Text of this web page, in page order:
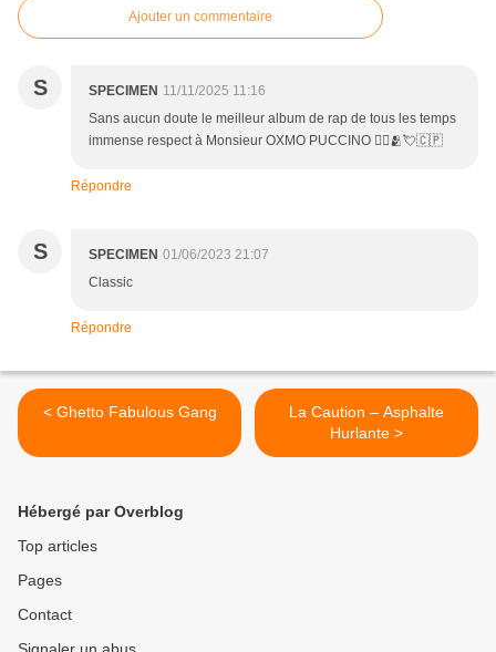
Ajouter un commentaire
S SPECIMEN 11/11/2025 11:16
Sans aucun doute le meilleur album de rap de tous les temps
immense respect à Monsieur OXMO PUCCINO ✍🏿🫂💘🇨🇵
Répondre
S SPECIMEN 01/06/2023 21:07
Classic
Répondre
< Ghetto Fabulous Gang
La Caution – Asphalte
Hurlante >
Hébergé par Overblog
Top articles
Pages
Contact